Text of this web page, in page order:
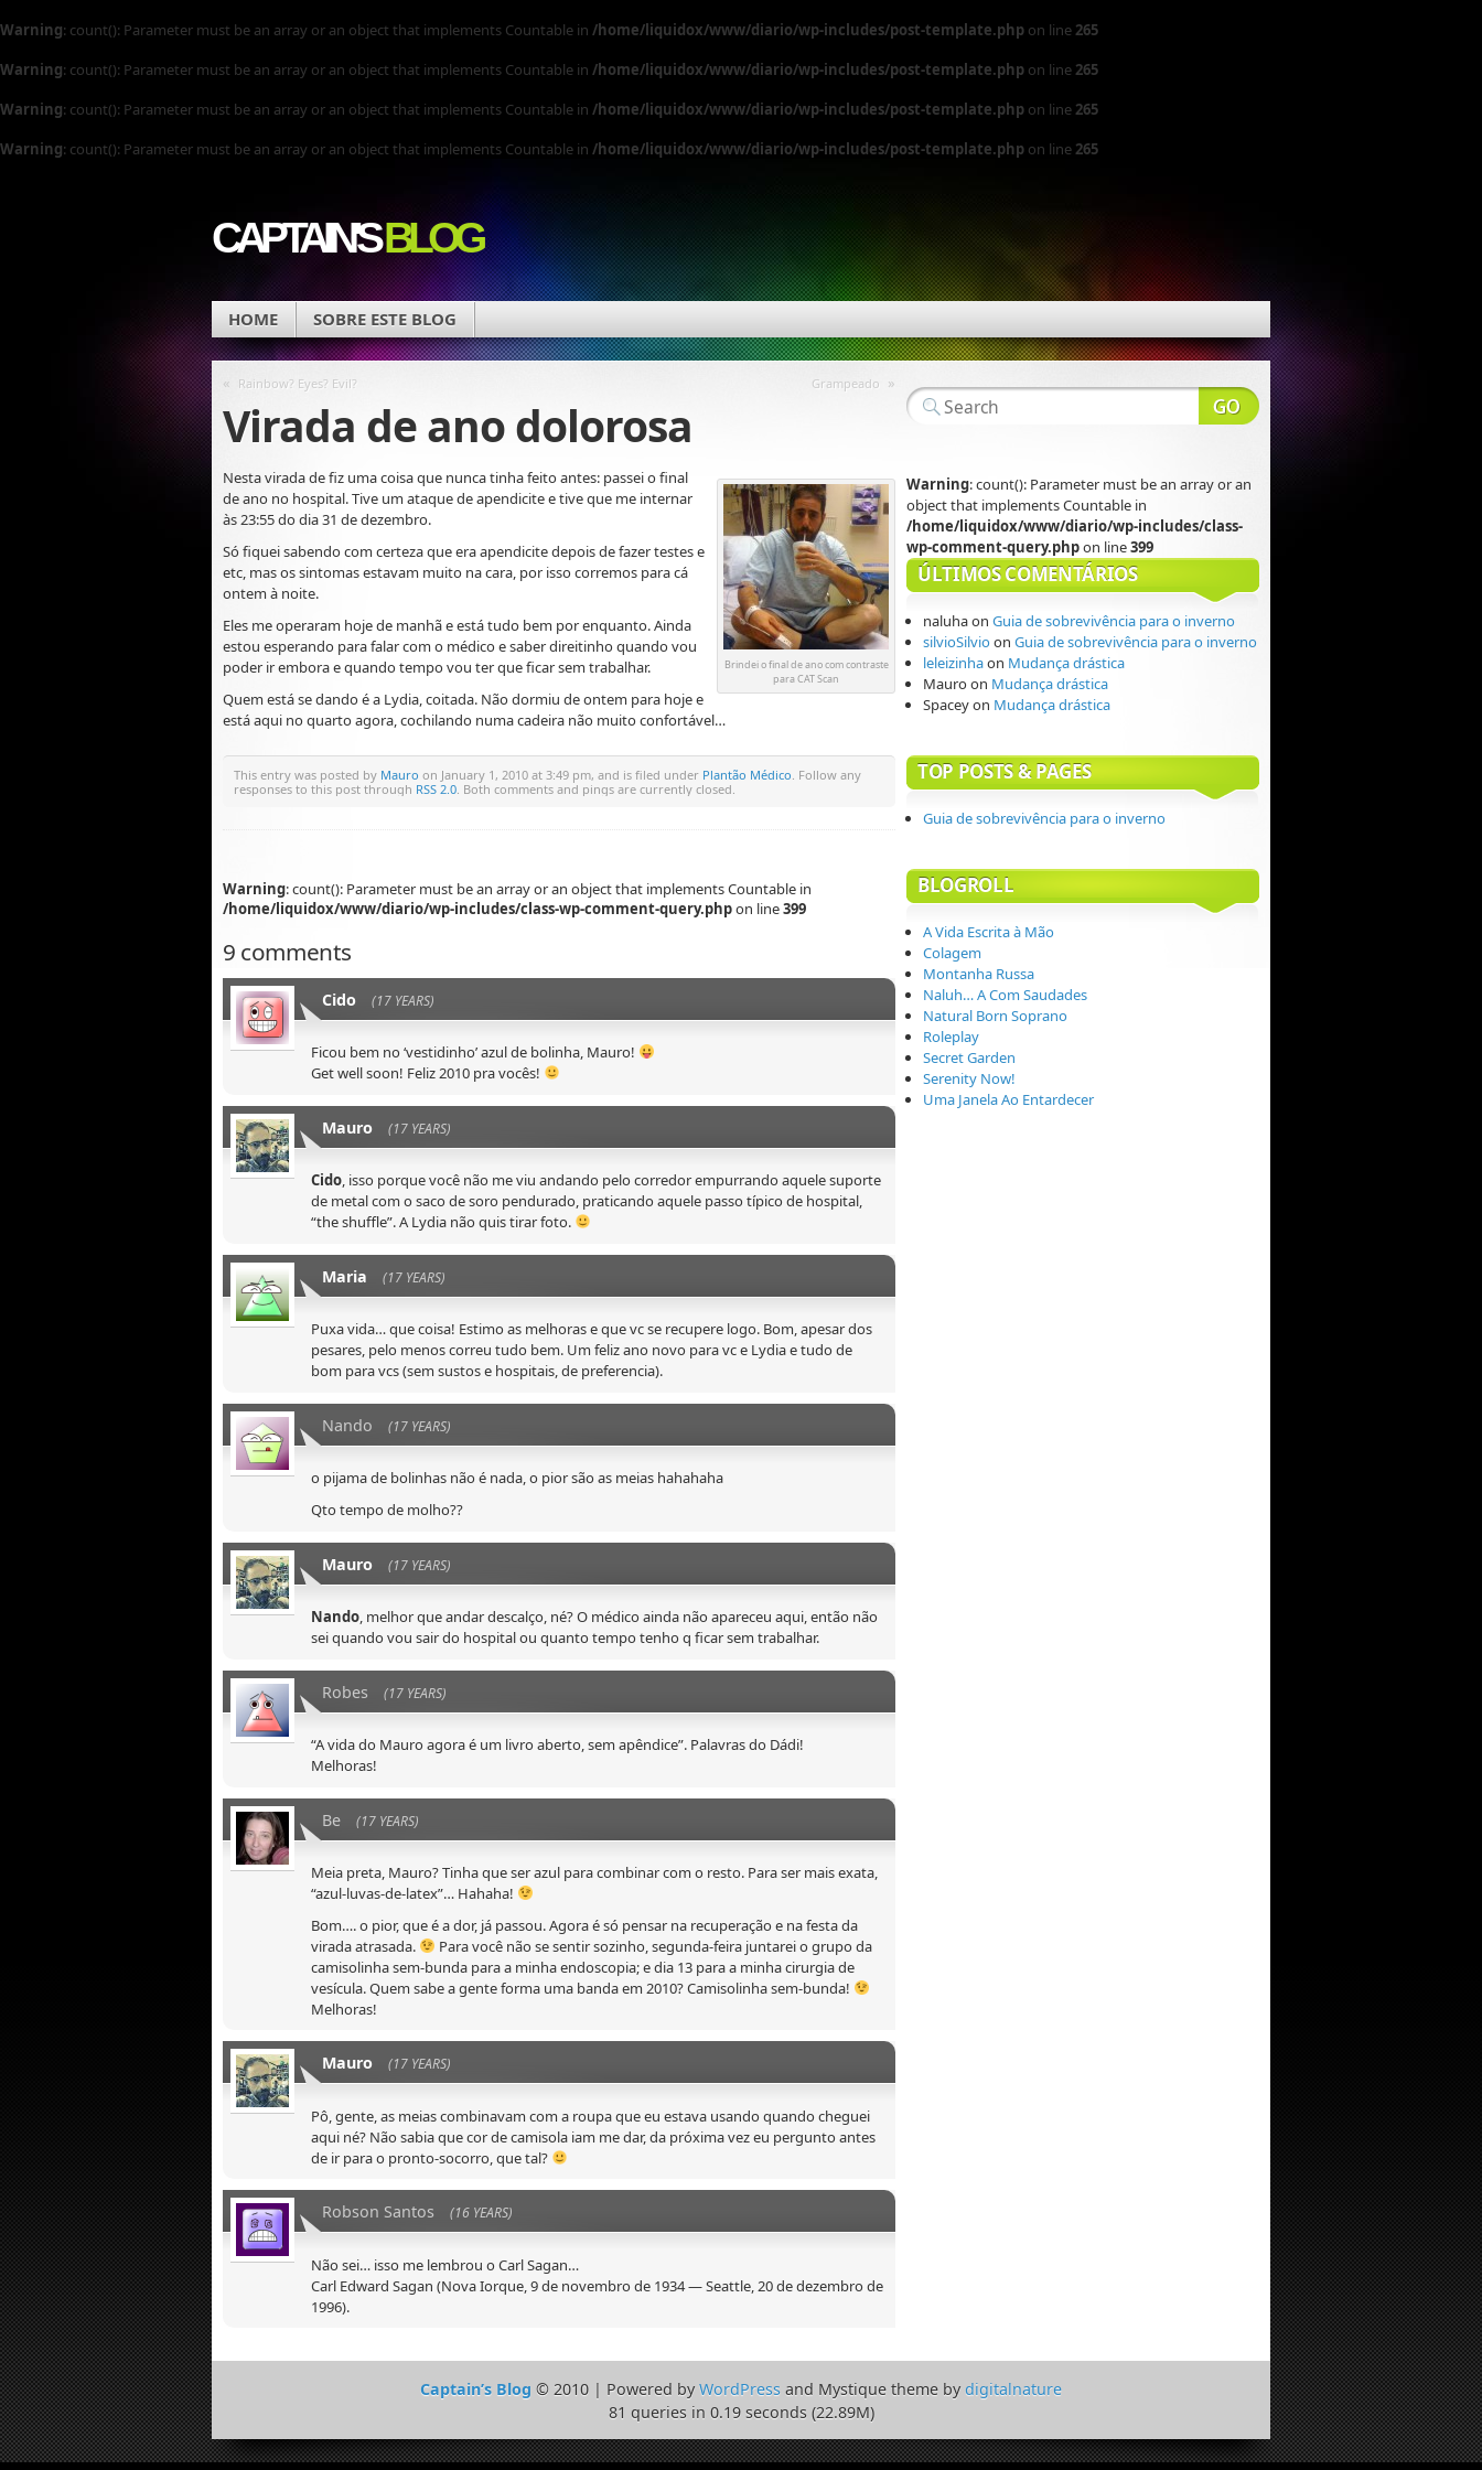
Warning: count(): Parameter must be an array or an object that implements Countable in /home/liquidox/www/diario/wp-includes/post-template.php on line265
Warning: count(): Parameter must be an array or an object that implements Countable in /home/liquidox/www/diario/wp-includes/post-template.php on line265
Warning: count(): Parameter must be an array or an object that implements Countable in /home/liquidox/www/diario/wp-includes/post-template.php on line265
Warning: count(): Parameter must be an array or an object that implements Countable in /home/liquidox/www/diario/wp-includes/post-template.php on line265
CAPTAIN'SBLOG
HOME SOBRE ESTE BLOG
« Rainbow? Eyes? Evil? Grampeado »
Virada de ano dolorosa
Brindei o final de ano com contraste
para CAT Scan
Nesta virada de fiz uma coisa que nunca tinha feito antes: passei o final
de ano no hospital. Tive um ataque de apendicite e tive que me internar
às 23:55 do dia 31 de dezembro.
Só fiquei sabendo com certeza que era apendicite depois de fazer testes e
etc, mas os sintomas estavam muito na cara, por isso corremos para cá
ontem à noite.
Eles me operaram hoje de manhã e está tudo bem por enquanto. Ainda
estou esperando para falar com o médico e saber direitinho quando vou
poder ir embora e quando tempo vou ter que ficar sem trabalhar.
Quem está se dando é a Lydia, coitada. Não dormiu de ontem para hoje e
está aqui no quarto agora, cochilando numa cadeira não muito confortável…
This entry was posted by Mauro on January 1, 2010 at 3:49 pm, and is filed under Plantão Médico. Follow any
responses to this post through RSS 2.0. Both comments and pings are currently closed.
Warning: count(): Parameter must be an array or an object that implements Countable in
/home/liquidox/www/diario/wp-includes/class-wp-comment-query.phpon line399
9 comments
Cido (17 YEARS)
Ficou bem no ‘vestidinho’ azul de bolinha, Mauro!
Get well soon! Feliz 2010 pra vocês!
Mauro (17 YEARS)
Cido, isso porque você não me viu andando pelo corredor empurrando aquele suporte
de metal com o saco de soro pendurado, praticando aquele passo típico de hospital,
“the shuffle”. A Lydia não quis tirar foto.
Maria (17 YEARS)
Puxa vida… que coisa! Estimo as melhoras e que vc se recupere logo. Bom, apesar dos
pesares, pelo menos correu tudo bem. Um feliz ano novo para vc e Lydia e tudo de
bom para vcs (sem sustos e hospitais, de preferencia).
Nando (17 YEARS)
o pijama de bolinhas não é nada, o pior são as meias hahahaha
Qto tempo de molho??
Mauro (17 YEARS)
Nando, melhor que andar descalço, né? O médico ainda não apareceu aqui, então não
sei quando vou sair do hospital ou quanto tempo tenho q ficar sem trabalhar.
Robes (17 YEARS)
“A vida do Mauro agora é um livro aberto, sem apêndice”. Palavras do Dádi!
Melhoras!
Be (17 YEARS)
Meia preta, Mauro? Tinha que ser azul para combinar com o resto. Para ser mais exata,
“azul-luvas-de-latex”… Hahaha!
Bom…. o pior, que é a dor, já passou. Agora é só pensar na recuperação e na festa da
virada atrasada.
Para você não se sentir sozinho, segunda-feira juntarei o grupo da
camisolinha sem-bunda para a minha endoscopia; e dia 13 para a minha cirurgia de
vesícula. Quem sabe a gente forma uma banda em 2010? Camisolinha sem-bunda!
Melhoras!
Mauro (17 YEARS)
Pô, gente, as meias combinavam com a roupa que eu estava usando quando cheguei
aqui né? Não sabia que cor de camisola iam me dar, da próxima vez eu pergunto antes
de ir para o pronto-socorro, que tal?
Robson Santos (16 YEARS)
Não sei… isso me lembrou o Carl Sagan…
Carl Edward Sagan (Nova Iorque, 9 de novembro de 1934 — Seattle, 20 de dezembro de
1996).
Warning: count(): Parameter must be an array or an
object that implements Countable in
/home/liquidox/www/diario/wp-includes/class-
wp-comment-query.phpon line399
ÚLTIMOS COMENTÁRIOS
naluhaon Guia de sobrevivência para o inverno
silvioSilvioon Guia de sobrevivência para o inverno
leleizinhaon Mudança drástica
Mauroon Mudança drástica
Spaceyon Mudança drástica
TOP POSTS & PAGES
Guia de sobrevivência para o inverno
BLOGROLL
A Vida Escrita à Mão
Colagem
Montanha Russa
Naluh… A Com Saudades
Natural Born Soprano
Roleplay
Secret Garden
Serenity Now!
Uma Janela Ao Entardecer
Captain’s Blog © 2010 | Powered byWordPress and Mystique theme bydigitalnature
81 queries in 0.19 seconds (22.89M)